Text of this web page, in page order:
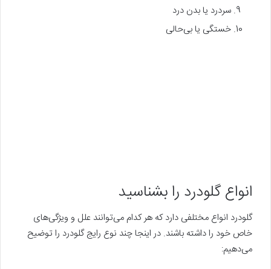
سردرد یا بدن درد
خستگی یا بی‌حالی
انواع گلودرد را بشناسید
گلودرد انواع مختلفی دارد که هر کدام می‌توانند علل و ویژگی‌های
خاص خود را داشته باشند. در اینجا چند نوع رایج گلودرد را توضیح
می‌دهیم: